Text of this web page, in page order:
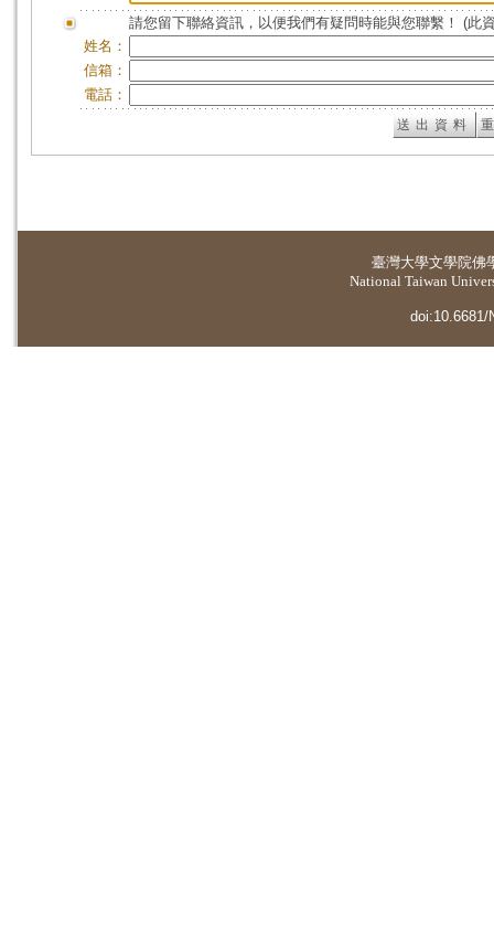
請您留下聯絡資訊，以便我們有疑問時能與您聯繫！ (此
姓名：
信箱：
電話：
臺灣大學文學院佛
National Taiwan
doi:10.6681/